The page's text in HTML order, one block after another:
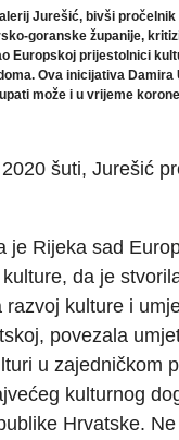
Jurešić, bivši pročelnik
goranske županije,
Europskoj prijestolnici
Ova inicijativa Damira
može i u vrijeme
šuti, Jurešić
je Rijeka sad
da je
razvoj kulture i
povezala
u zajedničkom
kulturnog
Hrvatske.